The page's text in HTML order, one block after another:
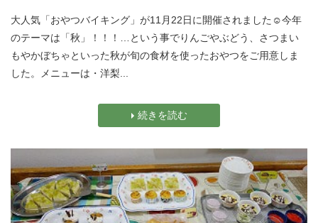
大人気「おやつバイキング」が11月22日に開催されました☺今年
のテーマは「秋」！！！…という事でりんごやぶどう、さつまい
もやかぼちゃといった秋が旬の食材を使ったおやつをご用意しま
した。メニューは・洋梨...
続きを読む